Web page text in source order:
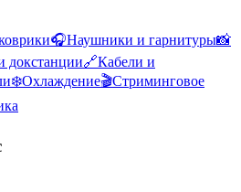
🎧Наушники и гарнитуры📸
докстанции🔗Кабели и
❄️Охлаждение🎬Стриминговое